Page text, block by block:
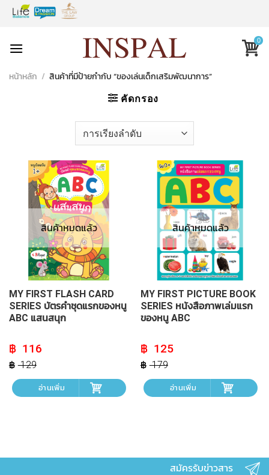
Skip
0
หน้าหลัก / สินค้าที่มีป้ายกำกับ “ของเล่นเด็กเสริมพัฒนาการ”
คัดกรอง
สินค้าหมดแล้ว
MY FIRST FLASH CARD
SERIES บัตรคำชุดแรกของหนู
ABC แสนสนุก
129
Original
price
was:
฿ 129.
116
Current
price
is:
฿ 116.
อ่านเพิ่ม
สินค้าหมดแล้ว
MY FIRST PICTURE BOOK
SERIES หนังสือภาพเล่มแรก
ของหนู ABC
179
Original
price
was:
฿ 179.
125
Current
price
is:
฿ 125.
อ่านเพิ่ม
สมัครรับข่าวสาร